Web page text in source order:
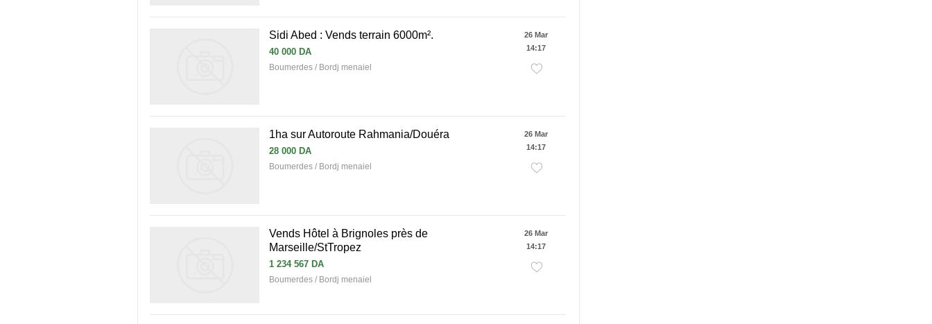
Sidi Abed : Vends terrain 6000m².
40 000 DA
Boumerdes / Bordj menaiel
26 Mar
14:17
1ha sur Autoroute Rahmania/Douéra
28 000 DA
Boumerdes / Bordj menaiel
26 Mar
14:17
Vends Hôtel à Brignoles près de
Marseille/StTropez
1 234 567 DA
Boumerdes / Bordj menaiel
26 Mar
14:17